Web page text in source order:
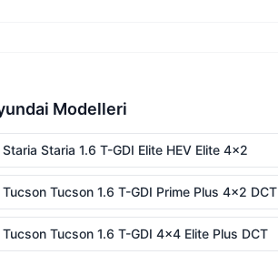
Modelleri
Staria 1.6 T-GDI Elite HEV Elite 4x2
Tucson 1.6 T-GDI Prime Plus 4x2 DCT
Tucson 1.6 T-GDI 4x4 Elite Plus DCT